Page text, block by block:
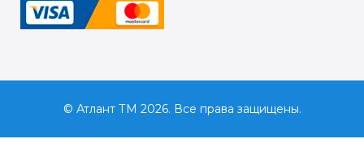
© Атлант ТМ 2026. Все права защищены.